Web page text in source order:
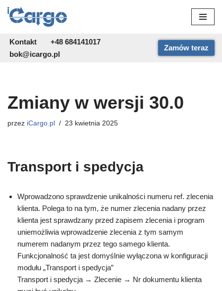
do
treści
Kontakt
+48 684141017
bok@icargo.pl
Zamów teraz
Zmiany w wersji 30.0
przez iCargo.pl 23 kwietnia 2025
Transport i spedycja
Wprowadzono sprawdzenie unikalności numeru ref. zlecenia
klienta. Polega to na tym, że numer zlecenia nadany przez
klienta jest sprawdzany przed zapisem zlecenia i program
uniemożliwia wprowadzenie zlecenia z tym samym
numerem nadanym przez tego samego klienta.
Funkcjonalność ta jest domyślnie wyłączona w konfiguracji
modułu „Transport i spedycja”
Transport i spedycja → Zlecenie → Nr dokumentu klienta